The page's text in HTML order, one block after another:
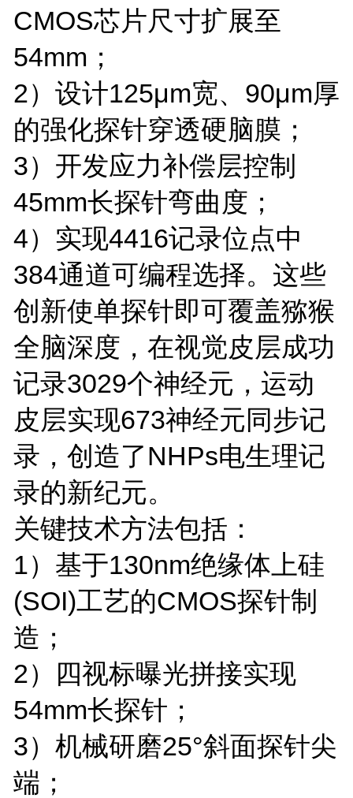
CMOS芯片尺寸扩展至
54mm；
2）设计125μm宽、90μm厚
的强化探针穿透硬脑膜；
3）开发应力补偿层控制
45mm长探针弯曲度；
4）实现4416记录位点中
384通道可编程选择。这些
创新使单探针即可覆盖猕猴
全脑深度，在视觉皮层成功
记录3029个神经元，运动
皮层实现673神经元同步记
录，创造了NHPs电生理记
录的新纪元。
关键技术方法包括：
1）基于130nm绝缘体上硅
(SOI)工艺的CMOS探针制
造；
2）四视标曝光拼接实现
54mm长探针；
3）机械研磨25°斜面探针尖
端；